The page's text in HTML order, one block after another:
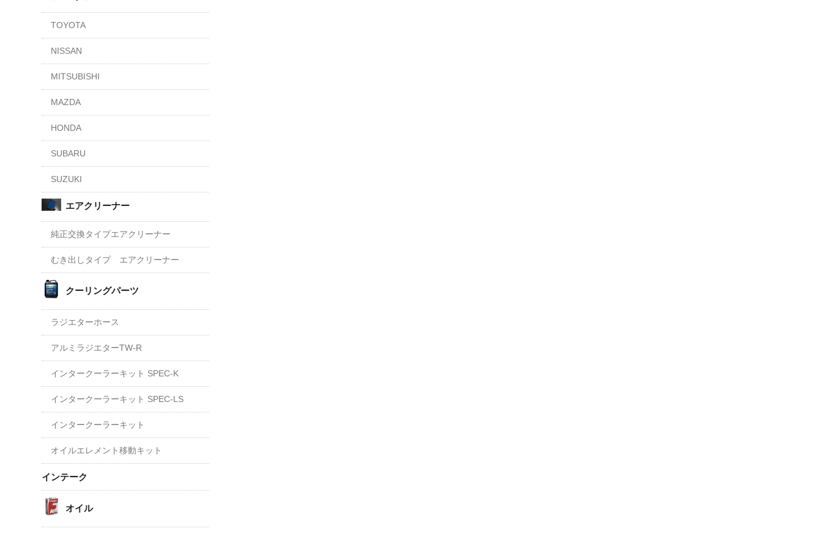
TOYOTA
NISSAN
MITSUBISHI
MAZDA
HONDA
SUBARU
SUZUKI
エアクリーナー
純正交換タイプエアクリーナー
むき出しタイプ エアクリーナー
クーリングパーツ
ラジエターホース
アルミラジエターTW-R
インタークーラーキット SPEC-K
インタークーラーキット SPEC-LS
インタークーラーキット
オイルエレメント移動キット
インテーク
オイル